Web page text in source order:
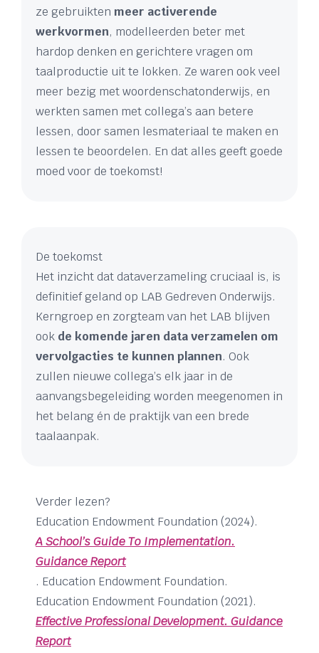
ze gebruikten meer activerende
werkvormen, modelleerden beter met
hardop denken en gerichtere vragen om
taalproductie uit te lokken. Ze waren ook veel
meer bezig met woordenschatonderwijs, en
werkten samen met collega’s aan betere
lessen, door samen lesmateriaal te maken en
lessen te beoordelen. En dat alles geeft goede
moed voor de toekomst!
De toekomst
Het inzicht dat dataverzameling cruciaal is, is
definitief geland op LAB Gedreven Onderwijs.
Kerngroep en zorgteam van het LAB blijven
ook de komende jaren data verzamelen om
vervolgacties te kunnen plannen. Ook
zullen nieuwe collega’s elk jaar in de
aanvangsbegeleiding worden meegenomen in
het belang én de praktijk van een brede
taalaanpak.
Verder lezen?
Education Endowment Foundation (2024).
A School’s Guide To Implementation.
Guidance Report
. Education Endowment Foundation.
Education Endowment Foundation (2021).
Effective Professional Development. Guidance
Report